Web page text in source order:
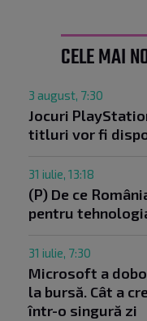
CELE MAI
3 august, 7:30
Jocuri
titluri vor fi
31 iulie, 13:18
(P) De ce
pentru
31 iulie, 7:30
Microsoft a
la bursă. Cât a
într-o singură zi